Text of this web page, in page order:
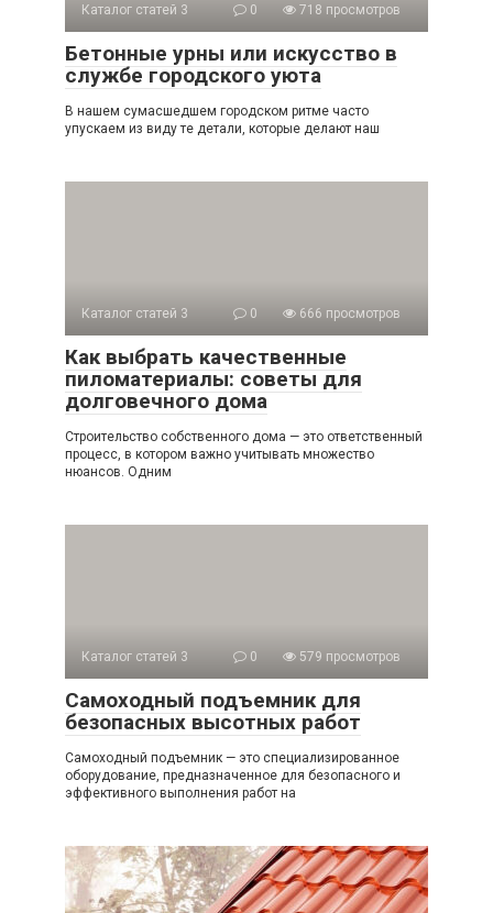
Каталог статей 3 0 718 просмотров
Бетонные урны или искусство в
службе городского уюта
В нашем сумасшедшем городском ритме часто
упускаем из виду те детали, которые делают наш
Каталог статей 3 0 666 просмотров
Как выбрать качественные
пиломатериалы: советы для
долговечного дома
Строительство собственного дома — это ответственный
процесс, в котором важно учитывать множество
нюансов. Одним
Каталог статей 3 0 579 просмотров
Самоходный подъемник для
безопасных высотных работ
Самоходный подъемник — это специализированное
оборудование, предназначенное для безопасного и
эффективного выполнения работ на